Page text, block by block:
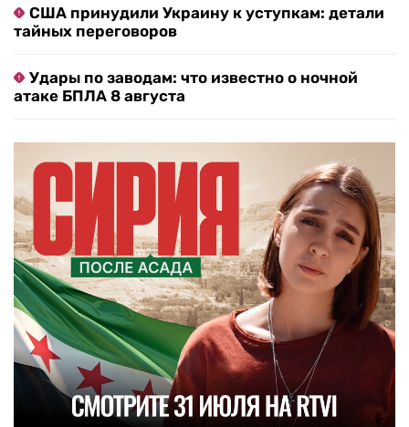
США принудили Украину к уступкам: детали
тайных переговоров
Удары по заводам: что известно о ночной
атаке БПЛА 8 августа